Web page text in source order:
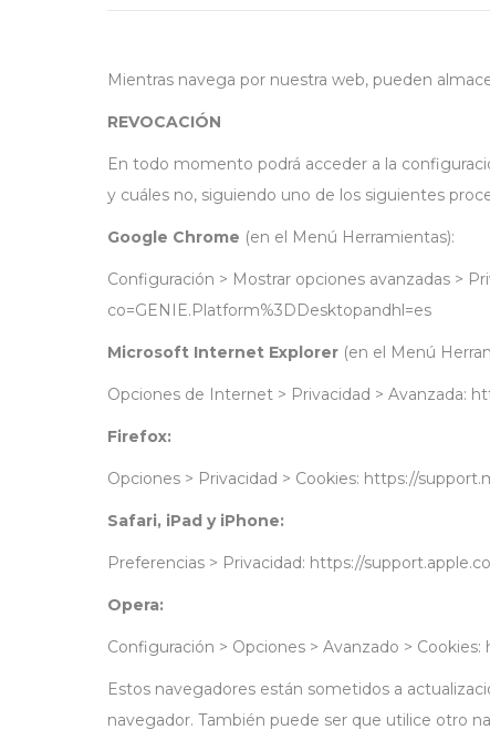
Mientras navega por nuestra web, pueden
REVOCACIÓN
En todo momento podrá acceder a la
y cuáles no, siguiendo uno de los siguientes
Google Chrome (en el Menú Herramientas):
Configuración > Mostrar opciones avanzadas >
co=GENIE.Platform%3DDesktopandhl=es
Microsoft Internet Explorer (en el Menú
Opciones de Internet > Privacidad > Avanzada:
Firefox:
Opciones > Privacidad > Cookies: https://
Safari, iPad y iPhone:
Preferencias > Privacidad: https://
Opera:
Configuración > Opciones > Avanzado >
Estos navegadores están sometidos a
navegador. También puede ser que utilice otro